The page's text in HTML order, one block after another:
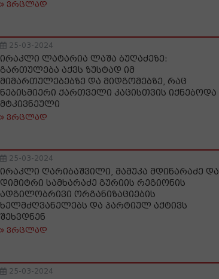
ვრცლად
25-03-2024
ირაკლი ლატარია ლაშა ბუღაძეზე:
გართულება აქვს ზუსტად იმ
მიმართულებებზე და მიდგომებზე, რაც
ნებისმიერი ქართველი კაცისთვის იქნებოდა
მტკივნეული
ვრცლად
25-03-2024
ირაკლი ღარიბაშვილი, მამუკა მდინარაძე და
დიმიტრი სამხარაძე გურიის რეგიონის
ადგილობრივი ორგანიზაციების
ხელმძღვანელებს და პარტიულ აქტივს
შეხვდნენ
ვრცლად
25-03-2024